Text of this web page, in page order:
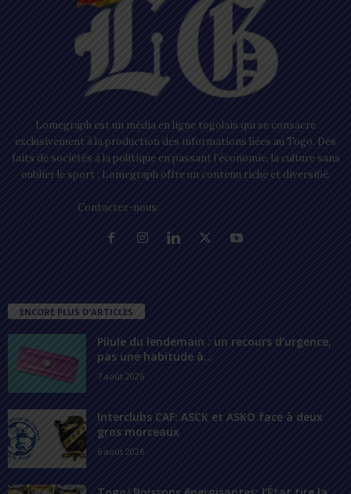
Lomegraph est un média en ligne togolais qui se consacre
exclusivement à la production des informations liées au Togo. Des
faits de sociétés à la politique en passant l’économie, la culture sans
oublier le sport ; Lomegraph offre un contenu riche et diversifié.
Contactez-nous:
ENCORE PLUS D'ARTICLES
Pilule du lendemain : un recours d’urgence,
pas une habitude à...
7 août 2026
Interclubs CAF: ASCK et ASKO face à deux
gros morceaux
6 août 2026